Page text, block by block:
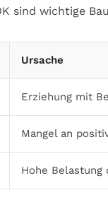
sind wichtige
Ursache
Erziehung mit
Mangel an
Hohe Belastung